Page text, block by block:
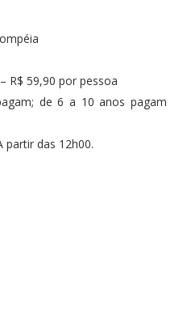
R$ 59,90 por pessoa
de 6 a 10 anos pagam
partir das 12h00.